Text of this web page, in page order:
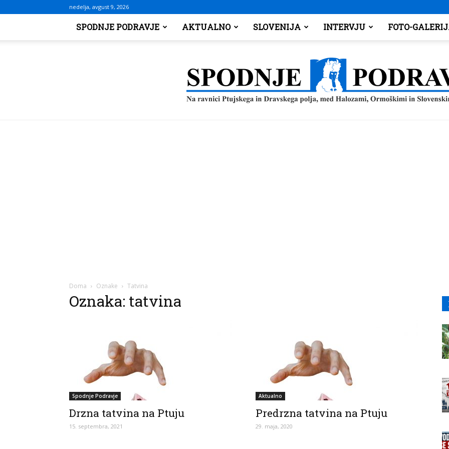
nedelja, avgust 9, 2026
SPODNJE PODRAVJE AKTUALNO SLOVENIJA INTERVJU FOTO-
Doma Oznake Tatvina
Oznaka: tatvina
Spodnje Podravje
Drzna tatvina na Ptuju
15. septembra, 2021
Aktualno
Predrzna tatvina na Ptuju
29. maja, 2020